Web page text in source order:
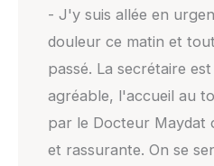
- J'y suis allée en
douleur ce matin et
passé. La secrétaire
agréable, l'accueil au
par le Docteur Maydat
et rassurante. On se